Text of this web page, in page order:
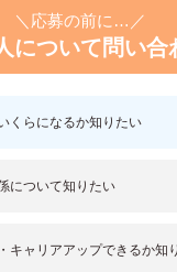
＼応募の前に…／
について問い合
くらになるか知りたい
について知りたい
キャリアアップできるか知